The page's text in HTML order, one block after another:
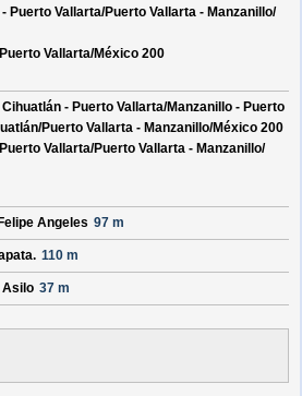
- Puerto Vallarta/Puerto Vallarta - Manzanillo/
Vallarta/México 200
Cihuatlán - Puerto Vallarta/Manzanillo - Puerto
Puerto Vallarta - Manzanillo/México 200
Vallarta/Puerto Vallarta - Manzanillo/
Felipe Angeles 97 m
. 110 m
Asilo 37 m